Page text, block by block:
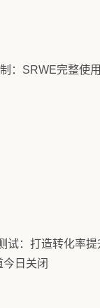
限制：SRWE完